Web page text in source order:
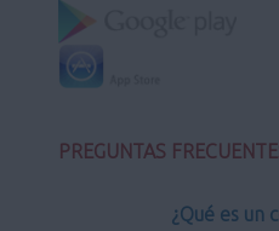
PREGUNTAS
¿Qué es un